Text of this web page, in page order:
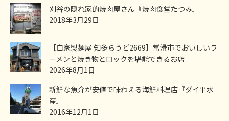
刈谷の隠れ家的焼肉屋さん『焼肉食堂たつみ』
2018年3月29日
【自家製麺屋 知多らうど2669】常滑市でおいしいラ
ーメンと焼き物とロックを堪能できるお店
2026年8月1日
新鮮な魚介が安値で味わえる海鮮料理店『ダイ平水
産』
2016年12月1日